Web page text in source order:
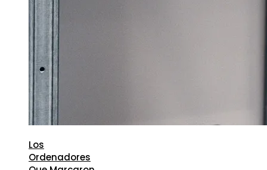
Los
Ordenadores